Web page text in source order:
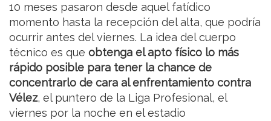
10 meses pasaron desde aquel fatídico
momento hasta la recepción del alta, que podría
ocurrir antes del viernes. La idea del cuerpo
técnico es que obtenga el apto físico lo más
rápido posible para tener la chance de
concentrarlo de cara al enfrentamiento contra
Vélez, el puntero de la Liga Profesional, el
viernes por la noche en el estadio